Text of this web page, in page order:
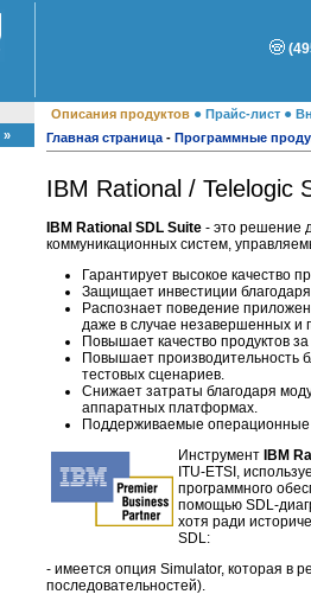
Описания продуктов ● Прайс-лист ●
Главная страница - Программные
IBM Rational / Telelogic
IBM Rational SDL Suite - это решение
коммуникационных систем,
Гарантирует высокое качество
Защищает инвестиции
Распознает поведение
даже в случае незавершенных
Повышает качество продуктов
Повышает производительность
тестовых сценариев.
Снижает затраты благодаря
аппаратных платформах.
Поддерживаемые операционные
Инструмент IBM
ITU-ETSI,
программного
помощью SDL-
хотя ради
SDL:
- имеется опция Simulator, которая в
последовательностей).